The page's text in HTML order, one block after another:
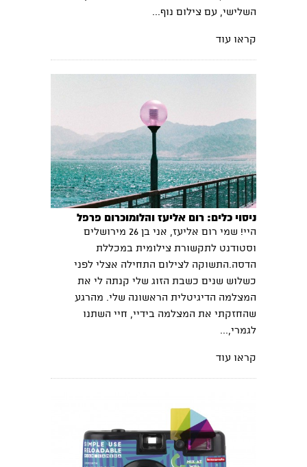
השלישי, עם צילום נוף...
קראו עוד
ניסוי כלים: רום אליעז והלומוכרום פרפל
היי! שמי רום אליעז, אני בן 26 מירושלים
וסטודנט לתקשורת צילומית במכללת
הדסה.התשוקה לצילום התחילה אצלי לפני
כשלוש שנים כשבת הזוג שלי קנתה לי את
המצלמה הדיגיטלית הראשונה שלי. מהרגע
שהחזקתי את המצלמה בידיי, חיי השתנו
לגמרי,...
קראו עוד